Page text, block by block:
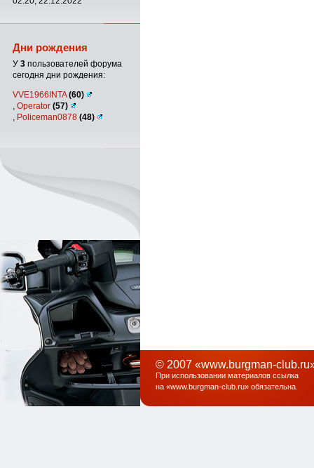
Дни рождения
У 3 пользователей форума
сегодня дни рождения:
VVE1966INTA(60)
Operator (57)
Policeman0878 (48)
© 2007 «www.burgman-
При использовании материалов ссылка
на «www.burgman-club.ru» обязательна